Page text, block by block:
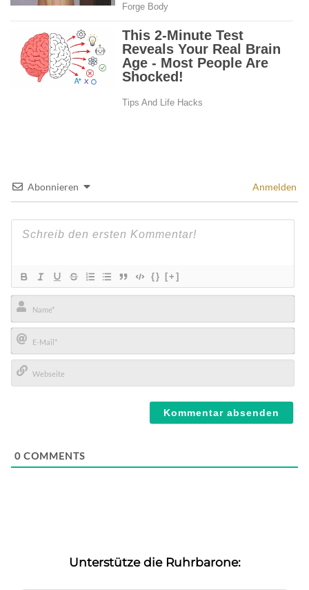
Abonnieren Anmelden
{} [+]
Name*
E-
Mail*
0 COMMENTS
Unterstütze die Ruhrbarone: